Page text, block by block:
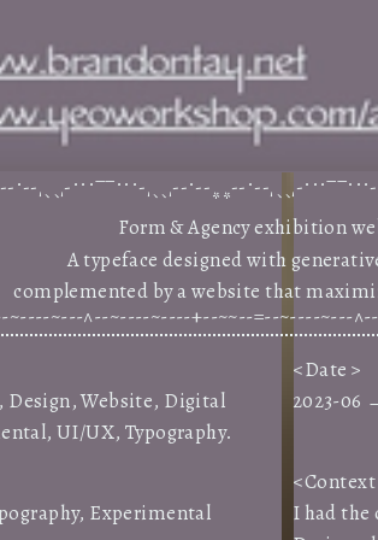
'``'-...__...-'``'--.--**--.--'``'-
Form&Agencyexhibition
Atypefacedesignedwith
complemented byawebsite that
~~--+----~----~--^---~----~--=--~~--
, Design,Website, Digital
, UI/UX, Typography.
Date
2023-06
Experimental
Context
I had
m